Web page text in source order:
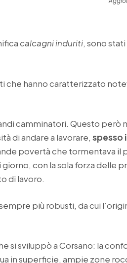
calcagni induriti, sono
che hanno caratterizzato
camminatori. Questo però
di andare a lavorare, spesso
povertà che tormentava il
con la sola forza delle
di lavoro.
più robusti, da cui
si sviluppò a Corsano: la
in superficie, ampie zone